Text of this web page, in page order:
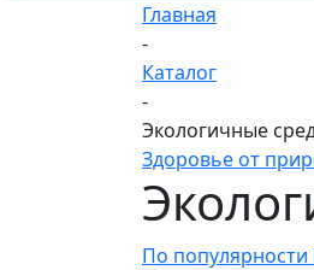
Главная
-
Каталог
-
Экологичные
Здоровье от
По популярности